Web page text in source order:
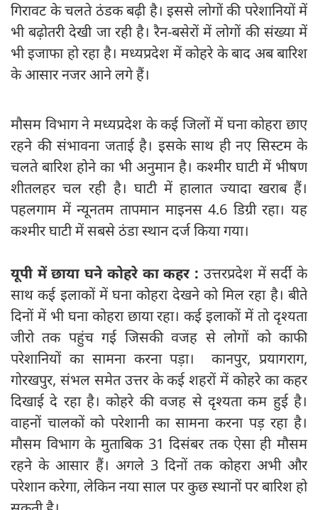
गिरावट के चलते ठंडक बढ़ी है। इससे लोगों की परेशानियों में
भी बढ़ोतरी देखी जा रही है। रैन-बसेरों में लोगों की संख्या में
भी इजाफा हो रहा है। मध्यप्रदेश में कोहरे के बाद अब बारिश
के आसार नजर आने लगे हैं।
मौसम विभाग ने मध्यप्रदेश के कई जिलों में घना कोहरा छाए
रहने की संभावना जताई है। इसके साथ ही नए सिस्टम के
चलते बारिश होने का भी अनुमान है। कश्मीर घाटी में भीषण
शीतलहर चल रही है। घाटी में हालात ज्यादा खराब हैं।
पहलगाम में न्यूनतम तापमान माइनस 4.6 डिग्री रहा। यह
कश्मीर घाटी में सबसे ठंडा स्थान दर्ज किया गया।
यूपी में छाया घने कोहरे का कहर : उत्तरप्रदेश में सर्दी के
साथ कई इलाकों में घना कोहरा देखने को मिल रहा है। बीते
दिनों में भी घना कोहरा छाया रहा। कई इलाकों में तो दृश्यता
जीरो तक पहुंच गई जिसकी वजह से लोगों को काफी
परेशानियों का सामना करना पड़ा। कानपुर, प्रयागराग,
गोरखपुर, संभल समेत उत्तर के कई शहरों में कोहरे का कहर
दिखाई दे रहा है। कोहरे की वजह से दृश्यता कम हुई है।
वाहनों चालकों को परेशानी का सामना करना पड़ रहा है।
मौसम विभाग के मुताबिक 31 दिसंबर तक ऐसा ही मौसम
रहने के आसार हैं। अगले 3 दिनों तक कोहरा अभी और
परेशान करेगा, लेकिन नया साल पर कुछ स्थानों पर बारिश हो